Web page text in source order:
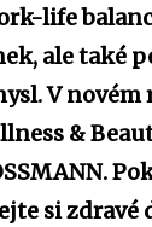
life
ale také
V novém
&
si zdravé